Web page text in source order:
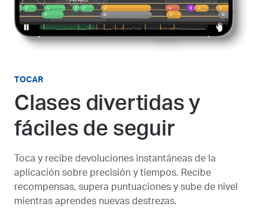
TOCAR
Clases divertidas y
fáciles de seguir
Toca y recibe devoluciones instantáneas de la
aplicación sobre precisión y tiempos. Recibe
recompensas, supera puntuaciones y sube de nivel
mientras aprendes nuevas destrezas.